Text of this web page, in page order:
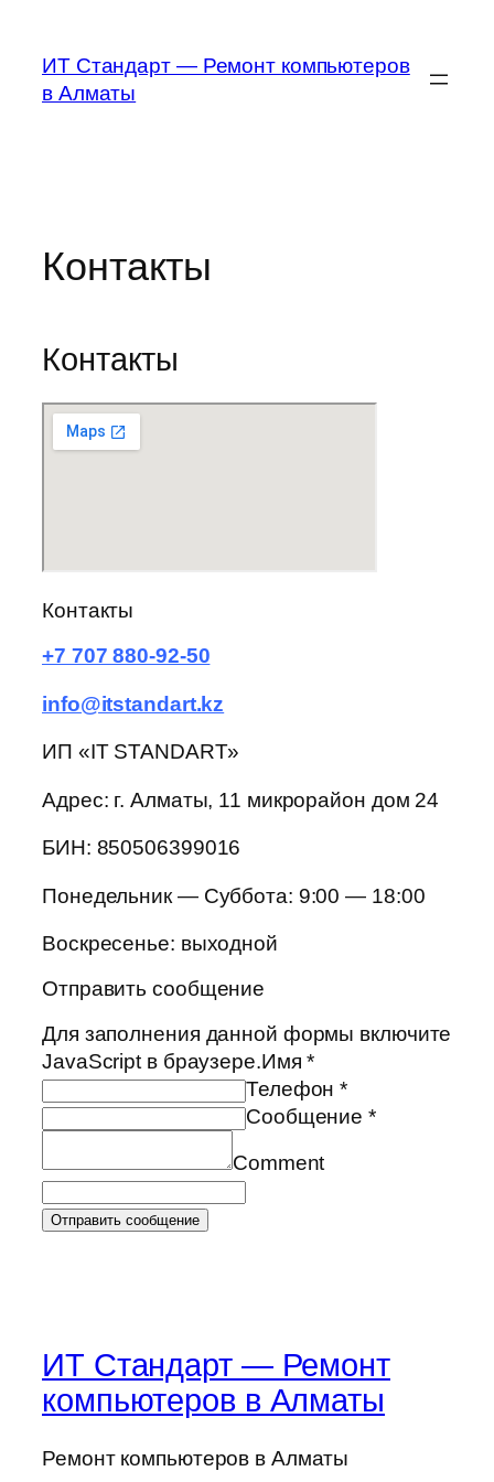
содержимому
ИТ Стандарт — Ремонт компьютеров
в Алматы
Контакты
Контакты
Контакты
+7 707 880-92-50
info@itstandart.kz
ИП «IT STANDART»
Адрес: г. Алматы, 11 микрорайон дом 24
БИН: 850506399016
Понедельник — Суббота: 9:00 — 18:00
Воскресенье: выходной
Отправить сообщение
Для заполнения данной формы включите
JavaScript в браузере.Имя *
Телефон *
Сообщение *
Comment
Отправить сообщение
ИТ Стандарт — Ремонт
компьютеров в Алматы
Ремонт компьютеров в Алматы